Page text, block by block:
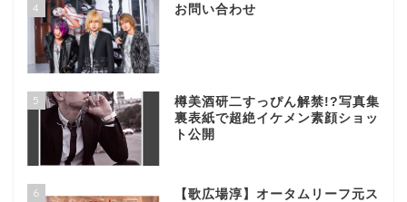
4 お問い合わせ
5
樽美酒研二すっぴん解禁!?写真集
裏表紙で超絶イケメン素顔ショッ
ト公開
6
【歌広場淳】オータムリーフ元ス